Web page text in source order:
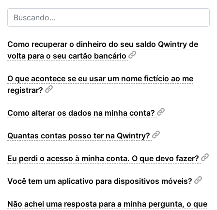
Como recuperar o dinheiro do seu saldo Qwintry de
volta para o seu cartão bancário
O que acontece se eu usar um nome fictício ao me
registrar?
Como alterar os dados na minha conta?
Quantas contas posso ter na Qwintry?
Eu perdi o acesso à minha conta. O que devo fazer?
Você tem um aplicativo para dispositivos móveis?
Não achei uma resposta para a minha pergunta, o que